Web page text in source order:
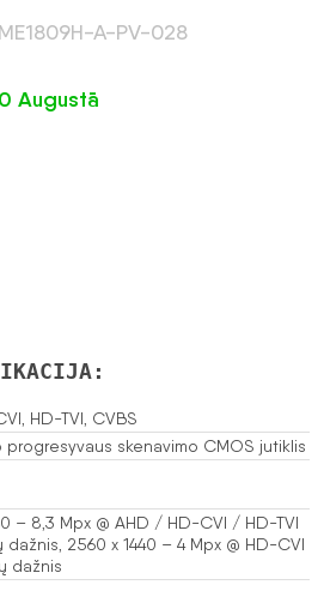
A-PV-028
Augustā
HD-TVI, CVBS
skenavimo CMOS jutiklis
– 8,3 Mpx @ AHD / HD-CVI / HD-TVI
dažnis, 2560 x 1440 – 4 Mpx @ HD-CVI
dažnis